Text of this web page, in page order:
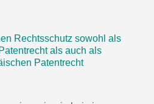
Rechtsschutz sowohl als
als auch als
Patentrecht